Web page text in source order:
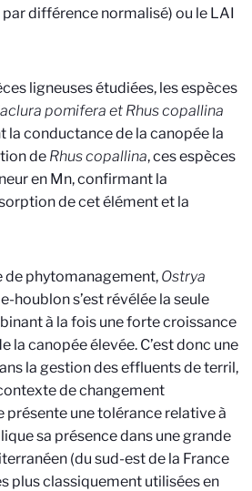
différence normalisé) ou le LAI
ligneuses étudiées, les espèces
pomifera et Rhus copallina
la conductance de la canopée la
de Rhus copallina, ces espèces
en Mn, confirmant la
de cet élément et la
de phytomanagement, Ostrya
houblon s’est révélée la seule
à la fois une forte croissance
la canopée élevée. C’est donc une
la gestion des effluents de terril,
de changement
présente une tolérance relative à
sa présence dans une grande
(du sud-est de la France
plus classiquement utilisées en